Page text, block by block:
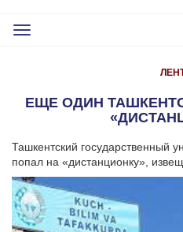
Toggle
ЕЩЕ ОДИН
Ташкентский государственный
попал на «дистанционку»,